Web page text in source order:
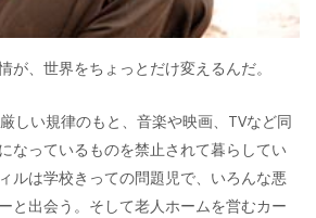
が、世界をちょっとだけ変えるんだ。
しい規律のもと、音楽や映画、TVなど同
なっているものを禁止されて暮らしてい
ルは学校きっての問題児で、いろんな悪
と出会う。そして老人ホームを営むカー